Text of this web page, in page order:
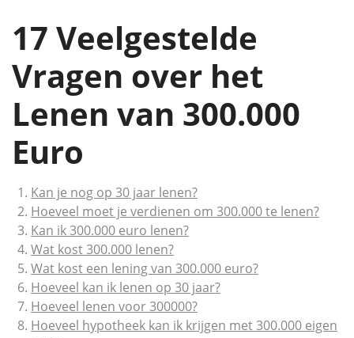
17 Veelgestelde
Vragen over het
Lenen van 300.000
Euro
Kan je nog op 30 jaar lenen?
Hoeveel moet je verdienen om 300.000 te lenen?
Kan ik 300.000 euro lenen?
Wat kost 300.000 lenen?
Wat kost een lening van 300.000 euro?
Hoeveel kan ik lenen op 30 jaar?
Hoeveel lenen voor 300000?
Hoeveel hypotheek kan ik krijgen met 300.000 eigen